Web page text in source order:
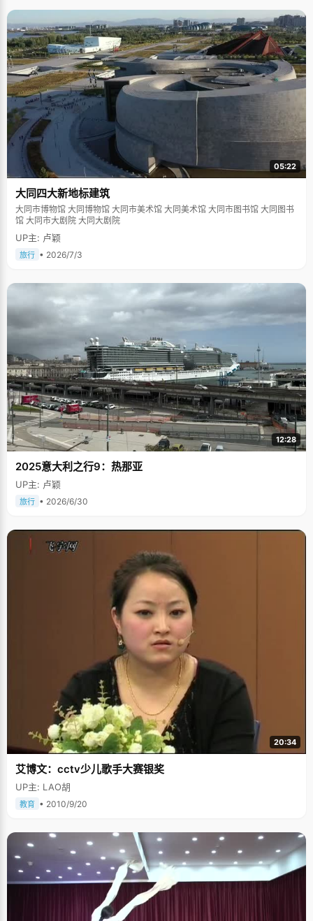
05:22
大同四大新地标建筑
大同市博物馆 大同博物馆 大同市美术馆 大同美术馆 大同市图书馆 大同图书
馆 大同市大剧院 大同大剧院
UP主: 卢颖
旅行 • 2026/7/3
12:28
2025意大利之行9：热那亚
UP主: 卢颖
旅行 • 2026/6/30
20:34
艾博文：cctv少儿歌手大赛银奖
UP主: LAO胡
教育 • 2010/9/20